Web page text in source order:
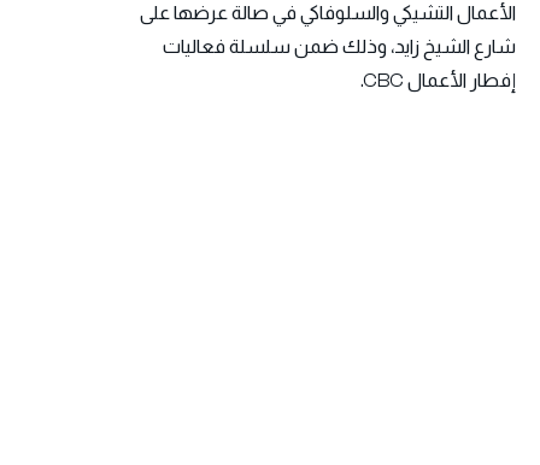
الأعمال التشيكي والسلوفاكي في صالة عرضها على
شارع الشيخ زايد، وذلك ضمن سلسلة فعاليات
إفطار الأعمال CBC.